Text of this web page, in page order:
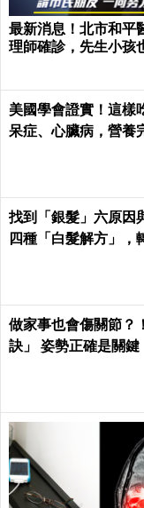
最新消息！北市和平
理師確診，先生小孩
美國學會證實！這樣
呆症、心臟病，營養
找到「銀髮」六原因
四種「白髮解方」，
做家事也會傷關節？
訣」 姿勢正確是關鍵